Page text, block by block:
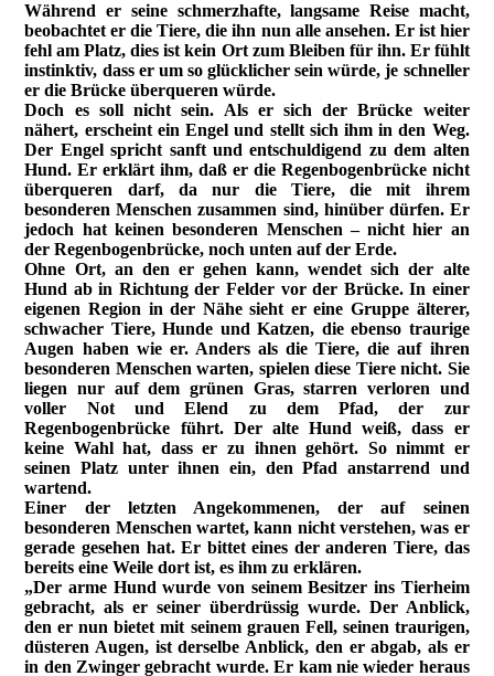
Während er seine schmerzhafte, langsame Reise macht,
beobachtet er die Tiere, die ihn nun alle ansehen. Er ist hier
fehl am Platz, dies ist kein Ort zum Bleiben für ihn. Er fühlt
instinktiv, dass er um so glücklicher sein würde, je schneller
er die Brücke überqueren würde.
Doch es soll nicht sein. Als er sich der Brücke weiter
nähert, erscheint ein Engel und stellt sich ihm in den Weg.
Der Engel spricht sanft und entschuldigend zu dem alten
Hund. Er erklärt ihm, daß er die Regenbogenbrücke nicht
überqueren darf, da nur die Tiere, die mit ihrem
besonderen Menschen zusammen sind, hinüber dürfen. Er
jedoch hat keinen besonderen Menschen – nicht hier an
der Regenbogenbrücke, noch unten auf der Erde.
Ohne Ort, an den er gehen kann, wendet sich der alte
Hund ab in Richtung der Felder vor der Brücke. In einer
eigenen Region in der Nähe sieht er eine Gruppe älterer,
schwacher Tiere, Hunde und Katzen, die ebenso traurige
Augen haben wie er. Anders als die Tiere, die auf ihren
besonderen Menschen warten, spielen diese Tiere nicht. Sie
liegen nur auf dem grünen Gras, starren verloren und
voller Not und Elend zu dem Pfad, der zur
Regenbogenbrücke führt. Der alte Hund weiß, dass er
keine Wahl hat, dass er zu ihnen gehört. So nimmt er
seinen Platz unter ihnen ein, den Pfad anstarrend und
wartend.
Einer der letzten Angekommenen, der auf seinen
besonderen Menschen wartet, kann nicht verstehen, was er
gerade gesehen hat. Er bittet eines der anderen Tiere, das
bereits eine Weile dort ist, es ihm zu erklären.
„Der arme Hund wurde von seinem Besitzer ins Tierheim
gebracht, als er seiner überdrüssig wurde. Der Anblick,
den er nun bietet mit seinem grauen Fell, seinen traurigen,
düsteren Augen, ist derselbe Anblick, den er abgab, als er
in den Zwinger gebracht wurde. Er kam nie wieder heraus